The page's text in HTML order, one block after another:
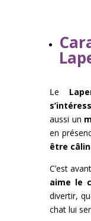
Le
aussi un
en
être
C’est
aime le
divertir,
chat lui